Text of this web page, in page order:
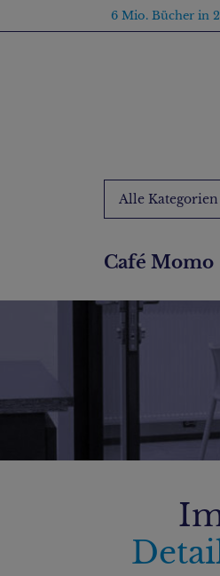
6 Mio. Bücher in
Alle Kategorien
Café Momo